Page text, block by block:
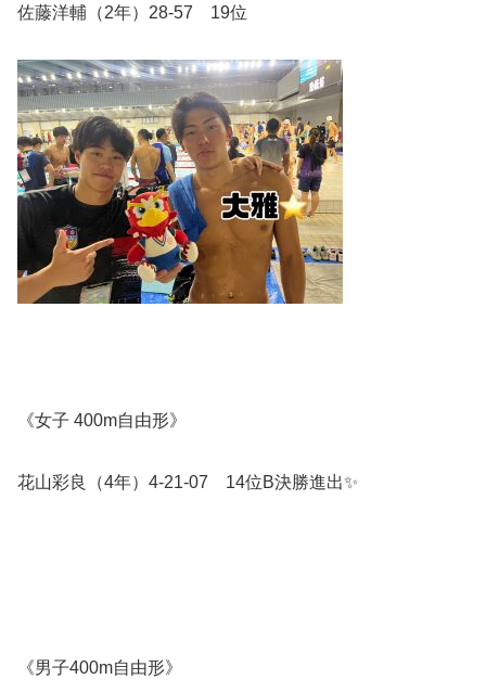
佐藤洋輔（2年）28-57 19位
《女子 400m自由形》
花山彩良（4年）4-21-07 14位B決勝進出✨️
《男子400m自由形》